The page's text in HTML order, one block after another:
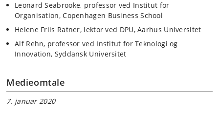
Leonard Seabrooke, professor ved Institut for
Organisation, Copenhagen Business School
Helene Friis Ratner, lektor ved DPU, Aarhus Universitet
Alf Rehn, professor ved Institut for Teknologi og
Innovation, Syddansk Universitet
Medieomtale
7. januar 2020